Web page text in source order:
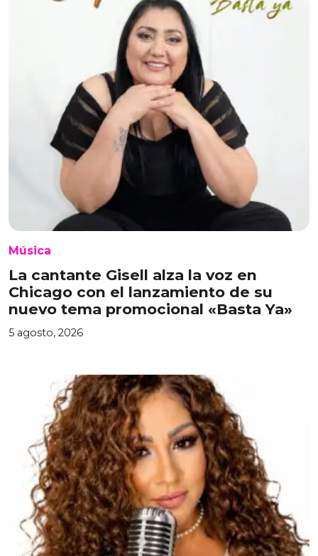
Música
La cantante Gisell alza la voz en
Chicago con el lanzamiento de su
nuevo tema promocional «Basta Ya»
5 agosto, 2026